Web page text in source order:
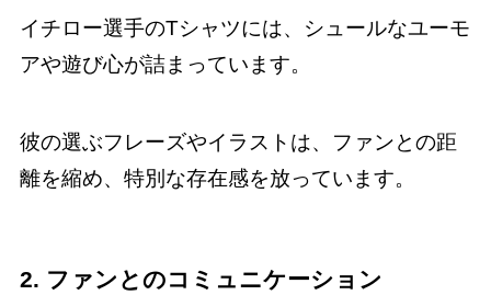
イチロー選手のTシャツには、シュールなユーモ
アや遊び心が詰まっています。
彼の選ぶフレーズやイラストは、ファンとの距
離を縮め、特別な存在感を放っています。
2. ファンとのコミュニケーション